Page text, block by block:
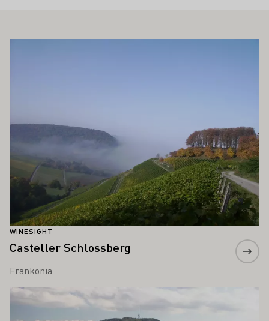
ZAINTERESOWAĆ
WINESIGHT
Casteller Schlossberg
Frankonia
Proszę dowiedzieć się więcej